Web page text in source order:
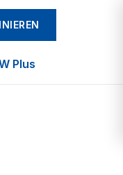
Plus